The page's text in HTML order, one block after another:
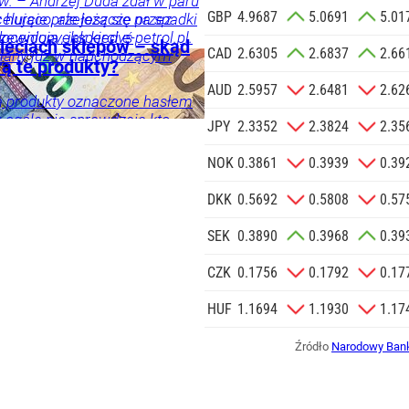
zlecenie jej
SIĘ
ale jeszcze przez
jak kiedyś
a po latach się to zmieniło
Andrzeja Dudy.
przełożą się na spadki
eksperci e-petrol.pl.
już w nadchodzącym
sklepów – skąd
te produkty?
oznaczone hasłem
ogóle nie sprawdzają kto
GBP 4.9687 5.0691
CAD 2.6305 2.6837
AUD 2.5957 2.6481
JPY 2.3352 2.3824
NOK 0.3861 0.3939
DKK 0.5692 0.5808
SEK 0.3890 0.3968
CZK 0.1756 0.1792
HUF 1.1694 1.1930
Źródło Narodowy